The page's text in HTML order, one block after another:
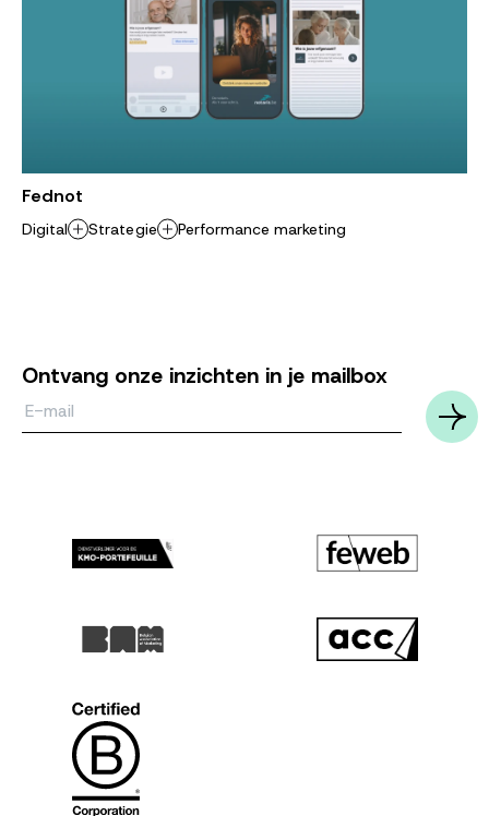
Fednot
Digital Strategie Performance marketing
Ontvang onze inzichten in je mailbox